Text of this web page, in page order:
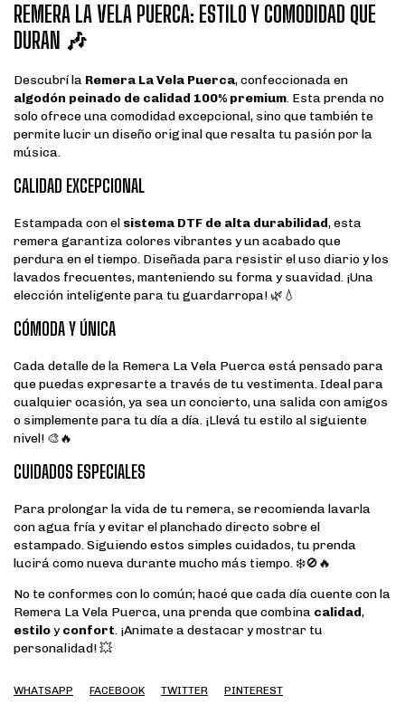
REMERA LA VELA PUERCA: ESTILO Y COMODIDAD QUE
DURAN 🎶
Descubrí la Remera La Vela Puerca, confeccionada en
algodón peinado de calidad 100% premium. Esta prenda no
solo ofrece una comodidad excepcional, sino que también te
permite lucir un diseño original que resalta tu pasión por la
música.
CALIDAD EXCEPCIONAL
Estampada con el sistema DTF de alta durabilidad, esta
remera garantiza colores vibrantes y un acabado que
perdura en el tiempo. Diseñada para resistir el uso diario y los
lavados frecuentes, manteniendo su forma y suavidad. ¡Una
elección inteligente para tu guardarropa! 🌿💧
CÓMODA Y ÚNICA
Cada detalle de la Remera La Vela Puerca está pensado para
que puedas expresarte a través de tu vestimenta. Ideal para
cualquier ocasión, ya sea un concierto, una salida con amigos
o simplemente para tu día a día. ¡Llevá tu estilo al siguiente
nivel! 🎨🔥
CUIDADOS ESPECIALES
Para prolongar la vida de tu remera, se recomienda lavarla
con agua fría y evitar el planchado directo sobre el
estampado. Siguiendo estos simples cuidados, tu prenda
lucirá como nueva durante mucho más tiempo. ❄️🚫🔥
No te conformes con lo común; hacé que cada día cuente con la
Remera La Vela Puerca, una prenda que combina calidad,
estiloyconfort. ¡Animate a destacar y mostrar tu
personalidad! 💥
WHATSAPP FACEBOOK TWITTER PINTEREST